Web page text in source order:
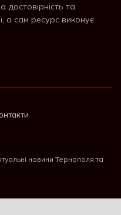
достовірність та
а сам ресурс виконує
новини Тернополя та